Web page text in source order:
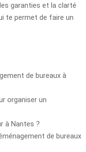
garanties et la clarté
te permet de faire un
de bureaux à
organiser un
à Nantes ?
de bureaux